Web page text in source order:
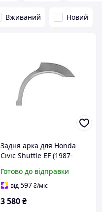
Вживаний Новий
Задня арка для Honda
Civic Shuttle EF (1987-
задня
Готово до відправки
від597₴/міс
3 580₴